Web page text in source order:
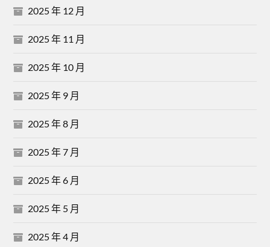
2025 年 12 月
2025 年 11 月
2025 年 10 月
2025 年 9 月
2025 年 8 月
2025 年 7 月
2025 年 6 月
2025 年 5 月
2025 年 4 月